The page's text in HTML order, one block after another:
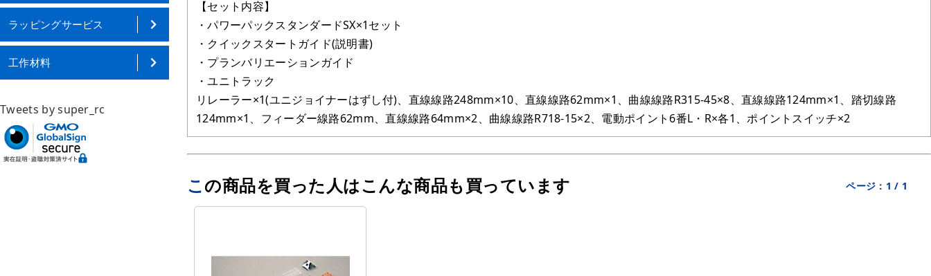
ラッピングサービス
工作材料
Tweets by super_rc
【セット内容】
・パワーパックスタンダードSX×1セット
・クイックスタートガイド(説明書)
・プランバリエーションガイド
・ユニトラック
リレーラー×1(ユニジョイナーはずし付)、直線線路248mm×10、直線線路62mm×1、曲線線路R315-45×8、直線線路124mm×1、踏切線路
124mm×1、フィーダー線路62mm、直線線路64mm×2、曲線線路R718-15×2、電動ポイント6番L・R×各1、ポイントスイッチ×2
この商品を買った人はこんな商品も買っています ページ： 1 / 1